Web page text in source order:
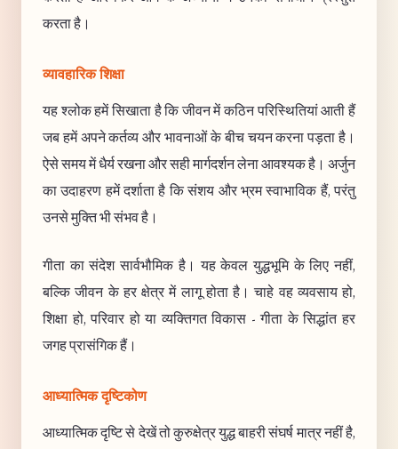
करता है।
व्यावहारिक शिक्षा
यह श्लोक हमें सिखाता है कि जीवन में कठिन परिस्थितियां आती हैं
जब हमें अपने कर्तव्य और भावनाओं के बीच चयन करना पड़ता है।
ऐसे समय में धैर्य रखना और सही मार्गदर्शन लेना आवश्यक है। अर्जुन
का उदाहरण हमें दर्शाता है कि संशय और भ्रम स्वाभाविक हैं, परंतु
उनसे मुक्ति भी संभव है।
गीता का संदेश सार्वभौमिक है। यह केवल युद्धभूमि के लिए नहीं,
बल्कि जीवन के हर क्षेत्र में लागू होता है। चाहे वह व्यवसाय हो,
शिक्षा हो, परिवार हो या व्यक्तिगत विकास - गीता के सिद्धांत हर
जगह प्रासंगिक हैं।
आध्यात्मिक दृष्टिकोण
आध्यात्मिक दृष्टि से देखें तो कुरुक्षेत्र युद्ध बाहरी संघर्ष मात्र नहीं है,